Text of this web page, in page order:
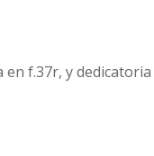
f.37r, y